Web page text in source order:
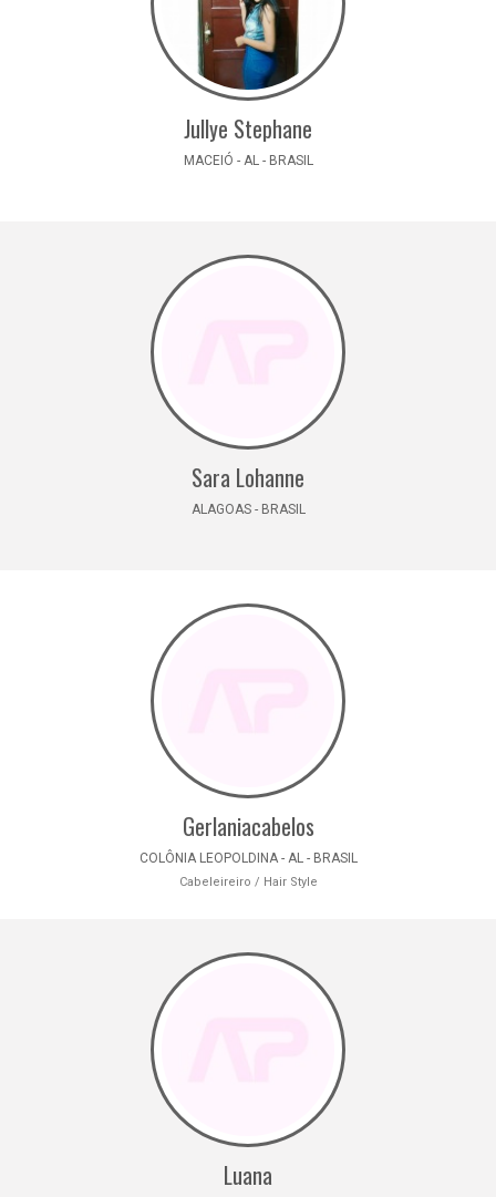
Jullye Stephane
MACEIÓ - AL - BRASIL
Sara Lohanne
ALAGOAS - BRASIL
Gerlaniacabelos
COLÔNIA LEOPOLDINA - AL - BRASIL
Cabeleireiro / Hair Style
Luana